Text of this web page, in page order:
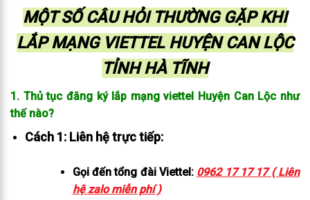
MỘT SỐ CÂU HỎI THƯỜNG GẶP KHI
LẮP MẠNG VIETTEL HUYỆN CAN LỘC
TỈNH HÀ TĨNH
1. Thủ tục đăng ký lắp mạng viettel Huyện Can Lộc như
thế nào?
Cách 1: Liên hệ trực tiếp:
Gọi đến tổng đài Viettel: 0962 17 17 17 ( Liên
hệ zalo miễn phí )